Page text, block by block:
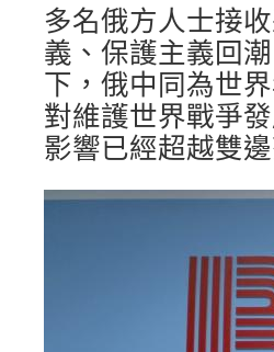
多名俄方人士接
義、保護主義回
下，俄中同為世
對維護世界戰爭
影響已經超越雙邊